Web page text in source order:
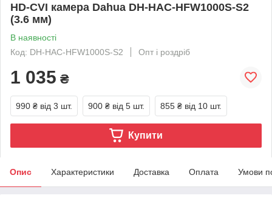
HD-CVI камера Dahua DH-HAC-HFW1000S-S2
(3.6 мм)
В наявності
Код: DH-HAC-HFW1000S-S2
Опт і роздріб
1 035 ₴
990 ₴ від 3 шт. 900 ₴ від 5 шт. 855 ₴ від 10 шт.
Купити
Опис Характеристики Доставка Оплата Умови